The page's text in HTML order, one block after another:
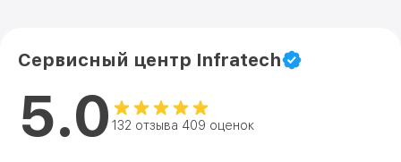
Сервисный центр Infratech
5.0 132 отзыва 409 оценок